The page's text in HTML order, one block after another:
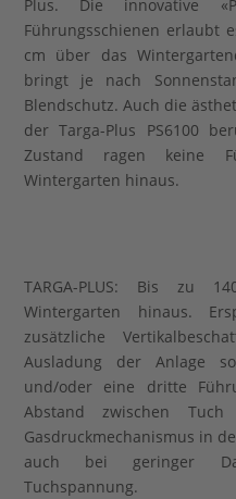
Plus. Die innovative
Führungsschienen erlaubt
cm über das
bringt je nach
Blendschutz. Auch die
der Targa-Plus PS6100
Zustand ragen keine
Wintergarten hinaus.
TARGA-PLUS: Bis zu
Wintergarten hinaus.
zusätzliche
Ausladung der Anlage
und/oder eine dritte
Abstand zwischen
Gasdruckmechanismus in
auch bei geringer
Tuchspannung.